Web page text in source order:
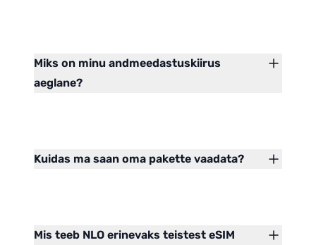
Miks on minu andmeedastuskiirus
aeglane?
Kuidas ma saan oma pakette vaadata?
Mis teeb NLO erinevaks teistest eSIM